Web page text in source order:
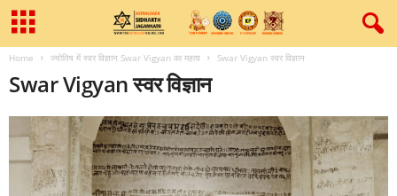
Home ज्‍योतिष में स्‍वर विज्ञान Swar Vigyan का महत्‍व Swar Vigyan स्‍वर विज्ञान
Swar Vigyan स्‍वर विज्ञान